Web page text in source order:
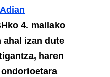
4. mailako
ahal izan dute
haren